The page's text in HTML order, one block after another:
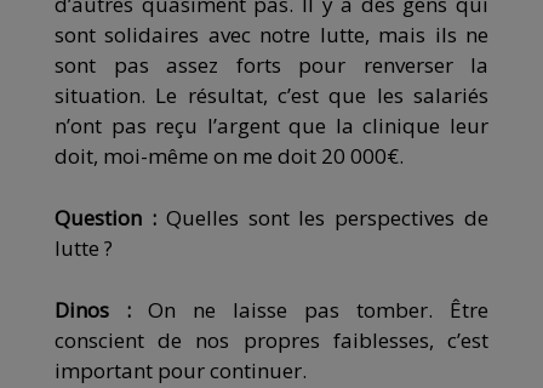
sont solidaires avec notre lutte, mais ils ne
sont pas assez forts pour renverser la
situation. Le résultat, c’est que les salariés
n’ont pas reçu l’argent que la clinique leur
doit, moi-même on me doit 20 000€.
Question : Quelles sont les perspectives de
lutte ?
Dinos : On ne laisse pas tomber. Être
conscient de nos propres faiblesses, c’est
important pour continuer.